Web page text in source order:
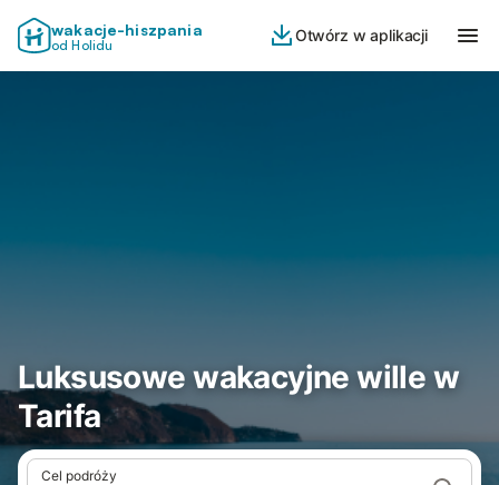
wakacje-hiszpania
od Holidu
Otwórz w aplikacji
Luksusowe wakacyjne wille w
Tarifa
Cel podróży